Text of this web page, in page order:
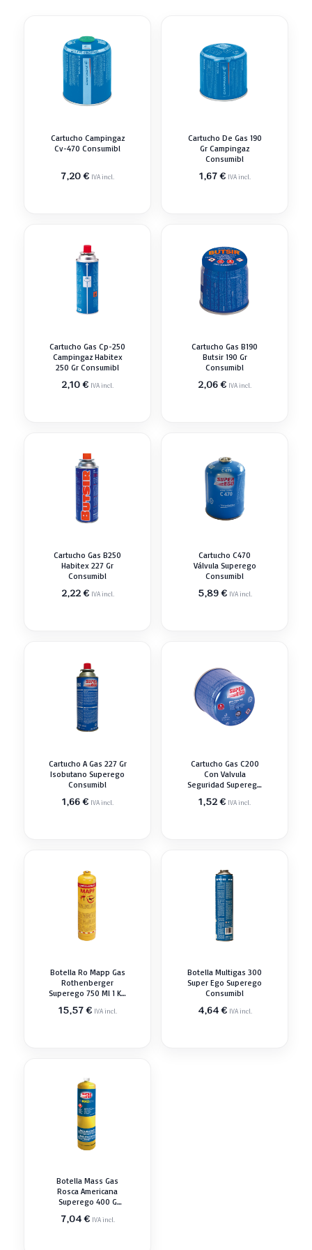
Cartucho Campingaz
Cv-470 Consumibl
7,20€ IVA incl.
Cartucho De Gas 190
Gr Campingaz
Consumibl
1,67€ IVA incl.
Cartucho Gas Cp-250
Campingaz Habitex
250 Gr Consumibl
2,10€ IVA incl.
Cartucho Gas B190
Butsir 190 Gr
Consumibl
2,06€ IVA incl.
Cartucho Gas B250
Habitex 227 Gr
Consumibl
2,22€ IVA incl.
Cartucho C470
Válvula Superego
Consumibl
5,89€ IVA incl.
Cartucho A Gas 227 Gr
Isobutano Superego
Consumibl
1,66€ IVA incl.
Cartucho Gas C200
Con Valvula
Seguridad Superego
1,52€ IVA incl.
Botella Ro Mapp Gas
Rothenberger
Superego 750 Ml 1 Kg
15,57€ IVA incl.
Botella Multigas 300
Super Ego Superego
Consumibl
4,64€ IVA incl.
Botella Mass Gas
Rosca Americana
Superego 400 G
7,04€ IVA incl.